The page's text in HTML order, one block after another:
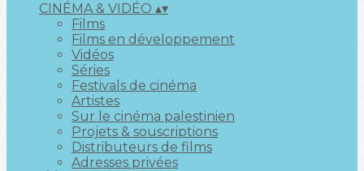
CINÉMA & VIDÉO ▴▾
Films
Films en développement
Vidéos
Séries
Festivals de cinéma
Artistes
Sur le cinéma palestinien
Projets & souscriptions
Distributeurs de films
Adresses privées